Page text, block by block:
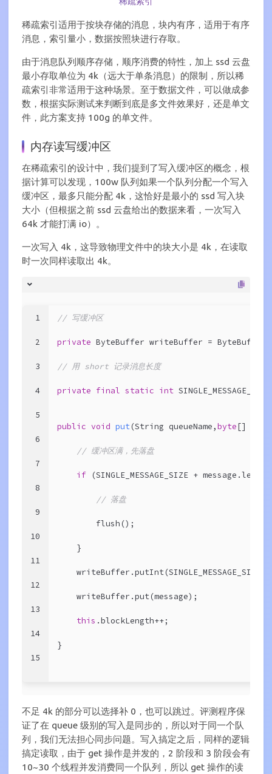
稀疏索引适用于按块存储的消息，块内有序，适用于有序
消息，索引量小，数据按照块进行存取。
由于消息队列顺序存储，顺序消费的特性，加上 ssd 云盘
最小存取单位为 4k（远大于单条消息）的限制，所以稀
疏索引非常适用于这种场景。至于数据文件，可以做成参
数，根据实际测试来判断到底是多文件效果好，还是单文
件，此方案支持 100g 的单文件。
内存读写缓冲区
在稀疏索引的设计中，我们提到了写入缓冲区的概念，根
据计算可以发现，100w 队列如果一个队列分配一个写入
缓冲区，最多只能分配 4k，这恰好是最小的 ssd 写入块
大小（但根据之前 ssd 云盘给出的数据来看，一次写入
64k 才能打满 io）。
一次写入 4k，这导致物理文件中的块大小是 4k，在读取
时一次同样读取出 4k。
1
2
3
4
5
6
7
8
9
10
11
12
13
14
15
// 写缓冲区
private ByteBuffer writeBuffer =
// 用 short 记录消息长度
private final static int
public void put(String queueName,byte[]
// 缓冲区满，先落盘
if (SINGLE_MESSAGE_SIZE +
// 落盘
        flush();
    }
    writeBuffer.putInt(SINGLE_MESSAGE_SIZE);
    writeBuffer.put(message);
this .blockLength++;
}
不足 4k 的部分可以选择补 0，也可以跳过。评测程序保
证了在 queue 级别的写入是同步的，所以对于同一个队
列，我们无法担心同步问题。写入搞定之后，同样的逻辑
搞定读取，由于 get 操作是并发的，2 阶段和 3 阶段会有
10~30 个线程并发消费同一个队列，所以 get 操作的读